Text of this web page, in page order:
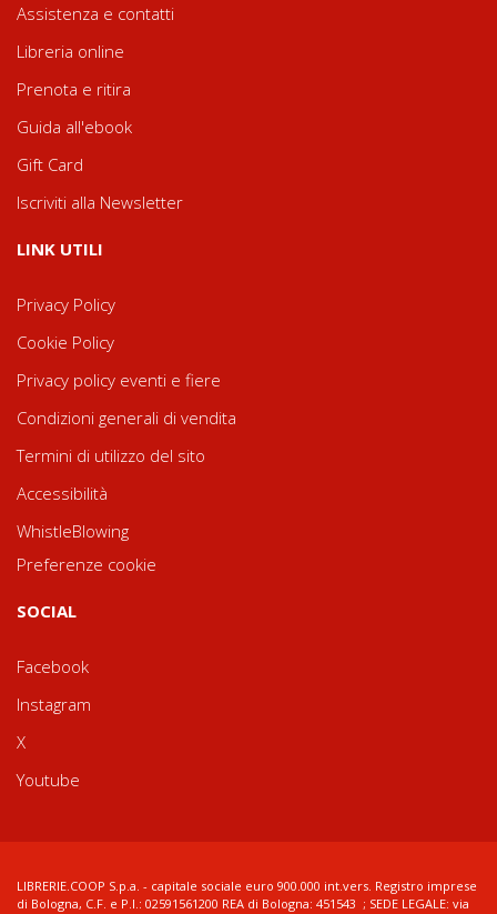
Assistenza e contatti
Libreria online
Prenota e ritira
Guida all'ebook
Gift Card
Iscriviti alla Newsletter
LINK UTILI
Privacy Policy
Cookie Policy
Privacy policy eventi e fiere
Condizioni generali di vendita
Termini di utilizzo del sito
Accessibilità
WhistleBlowing
Preferenze cookie
SOCIAL
Facebook
Instagram
X
Youtube
LIBRERIE.COOP S.p.a. - capitale sociale euro 900.000 int.vers. Registro imprese
di Bologna, C.F. e P.I.: 02591561200 REA di Bologna: 451543 ; SEDE LEGALE: via